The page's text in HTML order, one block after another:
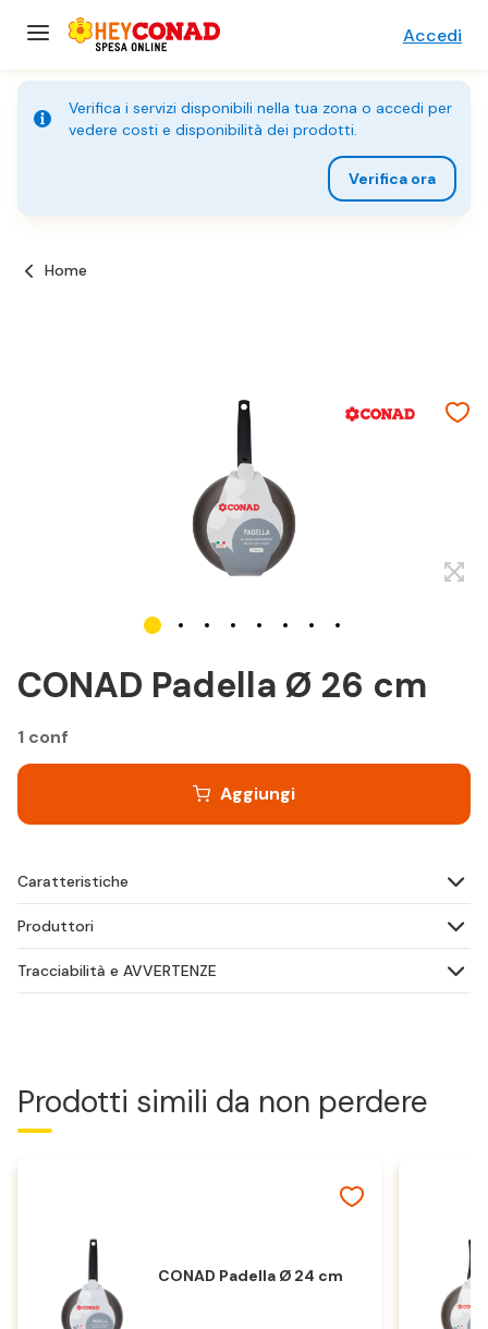
Accedi
Verifica i servizi disponibili nella tua zona o accedi per
vedere costi e disponibilità dei prodotti.
Verifica ora
Home
CONAD Padella Ø 26 cm
1 conf
Aggiungi
Caratteristiche
Produttori
Tracciabilità e AVVERTENZE
Prodotti simili da non perdere
CONAD Padella Ø 24 cm